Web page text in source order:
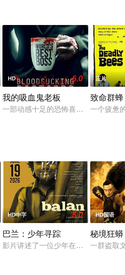
上星空电影网，更多相关信息
一个牧师召集了一班学生与科学
HD 6.0
我的吸血鬼老板
一部动感十足的恐怖喜剧，吸血混蛋
正片
致命群蜂
一个疲惫
突然仓皇登门，身后还跟着一个
HD中字 5.0
巴兰：少年寻踪
影片讲述了一位少年在动荡的童年中
HD国语
秘境狂蟒
一群盗取